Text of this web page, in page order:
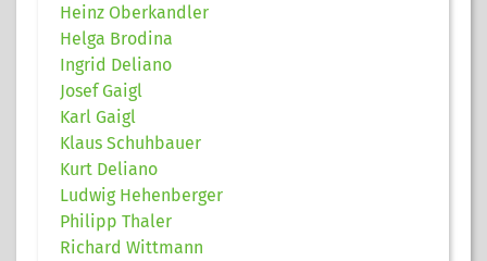
Heinz Oberkandler
Helga Brodina
Ingrid Deliano
Josef Gaigl
Karl Gaigl
Klaus Schuhbauer
Kurt Deliano
Ludwig Hehenberger
Philipp Thaler
Richard Wittmann